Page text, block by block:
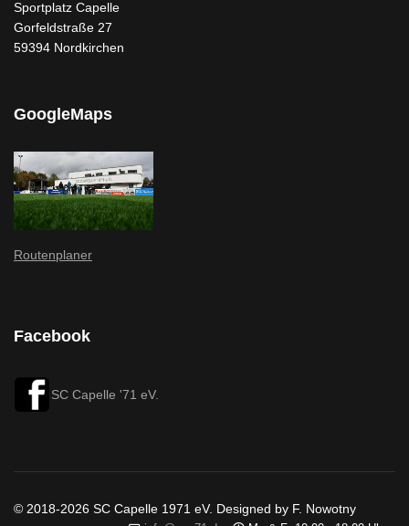
Sportplatz Capelle
Gorfeldstraße 27
59394 Nordkirchen
GoogleMaps
Routenplaner
Facebook
SC Capelle '71 eV.
© 2018-2026 SC Capelle 1971 eV. Designed by F. Nowotny